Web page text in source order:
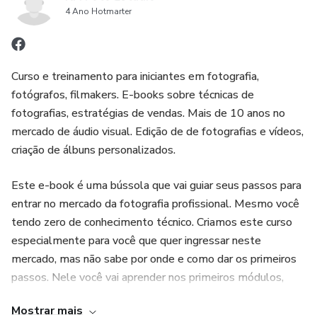
4 Ano Hotmarter
Curso e treinamento para iniciantes em fotografia,
fotógrafos, filmakers. E-books sobre técnicas de
fotografias, estratégias de vendas. Mais de 10 anos no
mercado de áudio visual. Edição de de fotografias e vídeos,
criação de álbuns personalizados.
Este e-book é uma bússola que vai guiar seus passos para
entrar no mercado da fotografia profissional. Mesmo você
tendo zero de conhecimento técnico. Criamos este curso
especialmente para você que quer ingressar neste
mercado, mas não sabe por onde e como dar os primeiros
passos. Nele você vai aprender nos primeiros módulos,
Mostrar mais